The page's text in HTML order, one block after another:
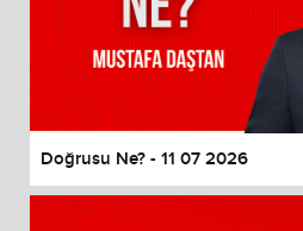
Doğrusu Ne? - 11 07 2026